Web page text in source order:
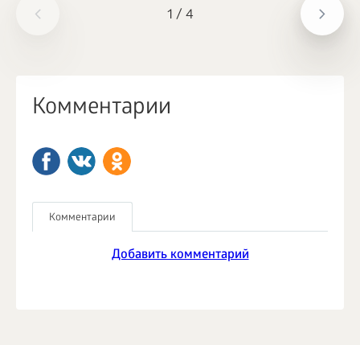
1 / 4
Комментарии
Комментарии
Добавить комментарий